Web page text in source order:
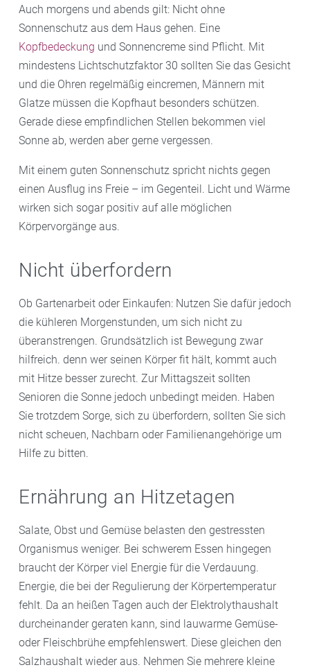
Auch morgens und abends gilt: Nicht ohne
Sonnenschutz aus dem Haus gehen. Eine
Kopfbedeckung und Sonnencreme sind Pflicht. Mit
mindestens Lichtschutzfaktor 30 sollten Sie das Gesicht
und die Ohren regelmäßig eincremen, Männern mit
Glatze müssen die Kopfhaut besonders schützen.
Gerade diese empfindlichen Stellen bekommen viel
Sonne ab, werden aber gerne vergessen.
Mit einem guten Sonnenschutz spricht nichts gegen
einen Ausflug ins Freie – im Gegenteil. Licht und Wärme
wirken sich sogar positiv auf alle möglichen
Körpervorgänge aus.
Nicht überfordern
Ob Gartenarbeit oder Einkaufen: Nutzen Sie dafür jedoch
die kühleren Morgenstunden, um sich nicht zu
überanstrengen. Grundsätzlich ist Bewegung zwar
hilfreich. denn wer seinen Körper fit hält, kommt auch
mit Hitze besser zurecht. Zur Mittagszeit sollten
Senioren die Sonne jedoch unbedingt meiden. Haben
Sie trotzdem Sorge, sich zu überfordern, sollten Sie sich
nicht scheuen, Nachbarn oder Familienangehörige um
Hilfe zu bitten.
Ernährung an Hitzetagen
Salate, Obst und Gemüse belasten den gestressten
Organismus weniger. Bei schwerem Essen hingegen
braucht der Körper viel Energie für die Verdauung.
Energie, die bei der Regulierung der Körpertemperatur
fehlt. Da an heißen Tagen auch der Elektrolythaushalt
durcheinander geraten kann, sind lauwarme Gemüse-
oder Fleischbrühe empfehlenswert. Diese gleichen den
Salzhaushalt wieder aus. Nehmen Sie mehrere kleine